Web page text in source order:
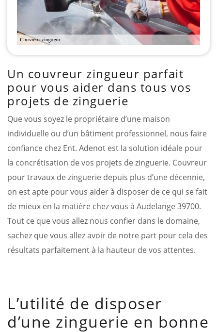
Un couvreur zingueur parfait
pour vous aider dans tous vos
projets de zinguerie
Que vous soyez le propriétaire d’une maison
individuelle ou d’un bâtiment professionnel, nous faire
confiance chez Ent. Adenot est la solution idéale pour
la concrétisation de vos projets de zinguerie. Couvreur
pour travaux de zinguerie depuis plus d’une décennie,
on est apte pour vous aider à disposer de ce qui se fait
de mieux en la matière chez vous à Audelange 39700.
Tout ce que vous allez nous confier dans le domaine,
sachez que vous allez avoir de notre part pour cela des
résultats parfaitement à la hauteur de vos attentes.
L’utilité de disposer
d’une zinguerie en bonne